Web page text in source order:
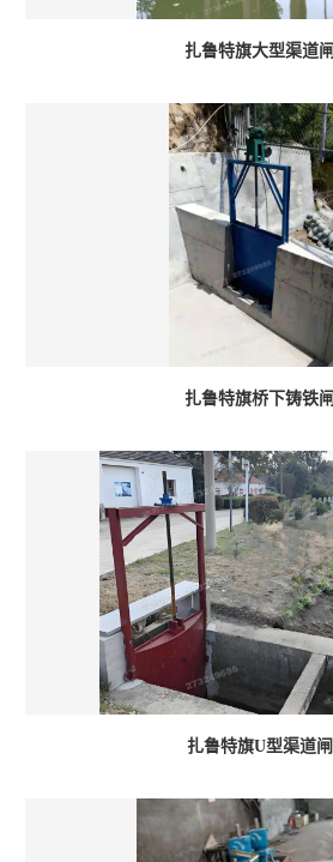
扎鲁特旗大型渠道闸
扎鲁特旗桥下铸铁闸
扎鲁特旗U型渠道闸